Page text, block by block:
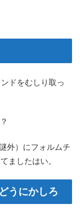
ドをむしり取っ
外）にフォルムチ
ましたはい。
うにかしろ